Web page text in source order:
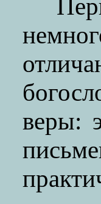
веры: